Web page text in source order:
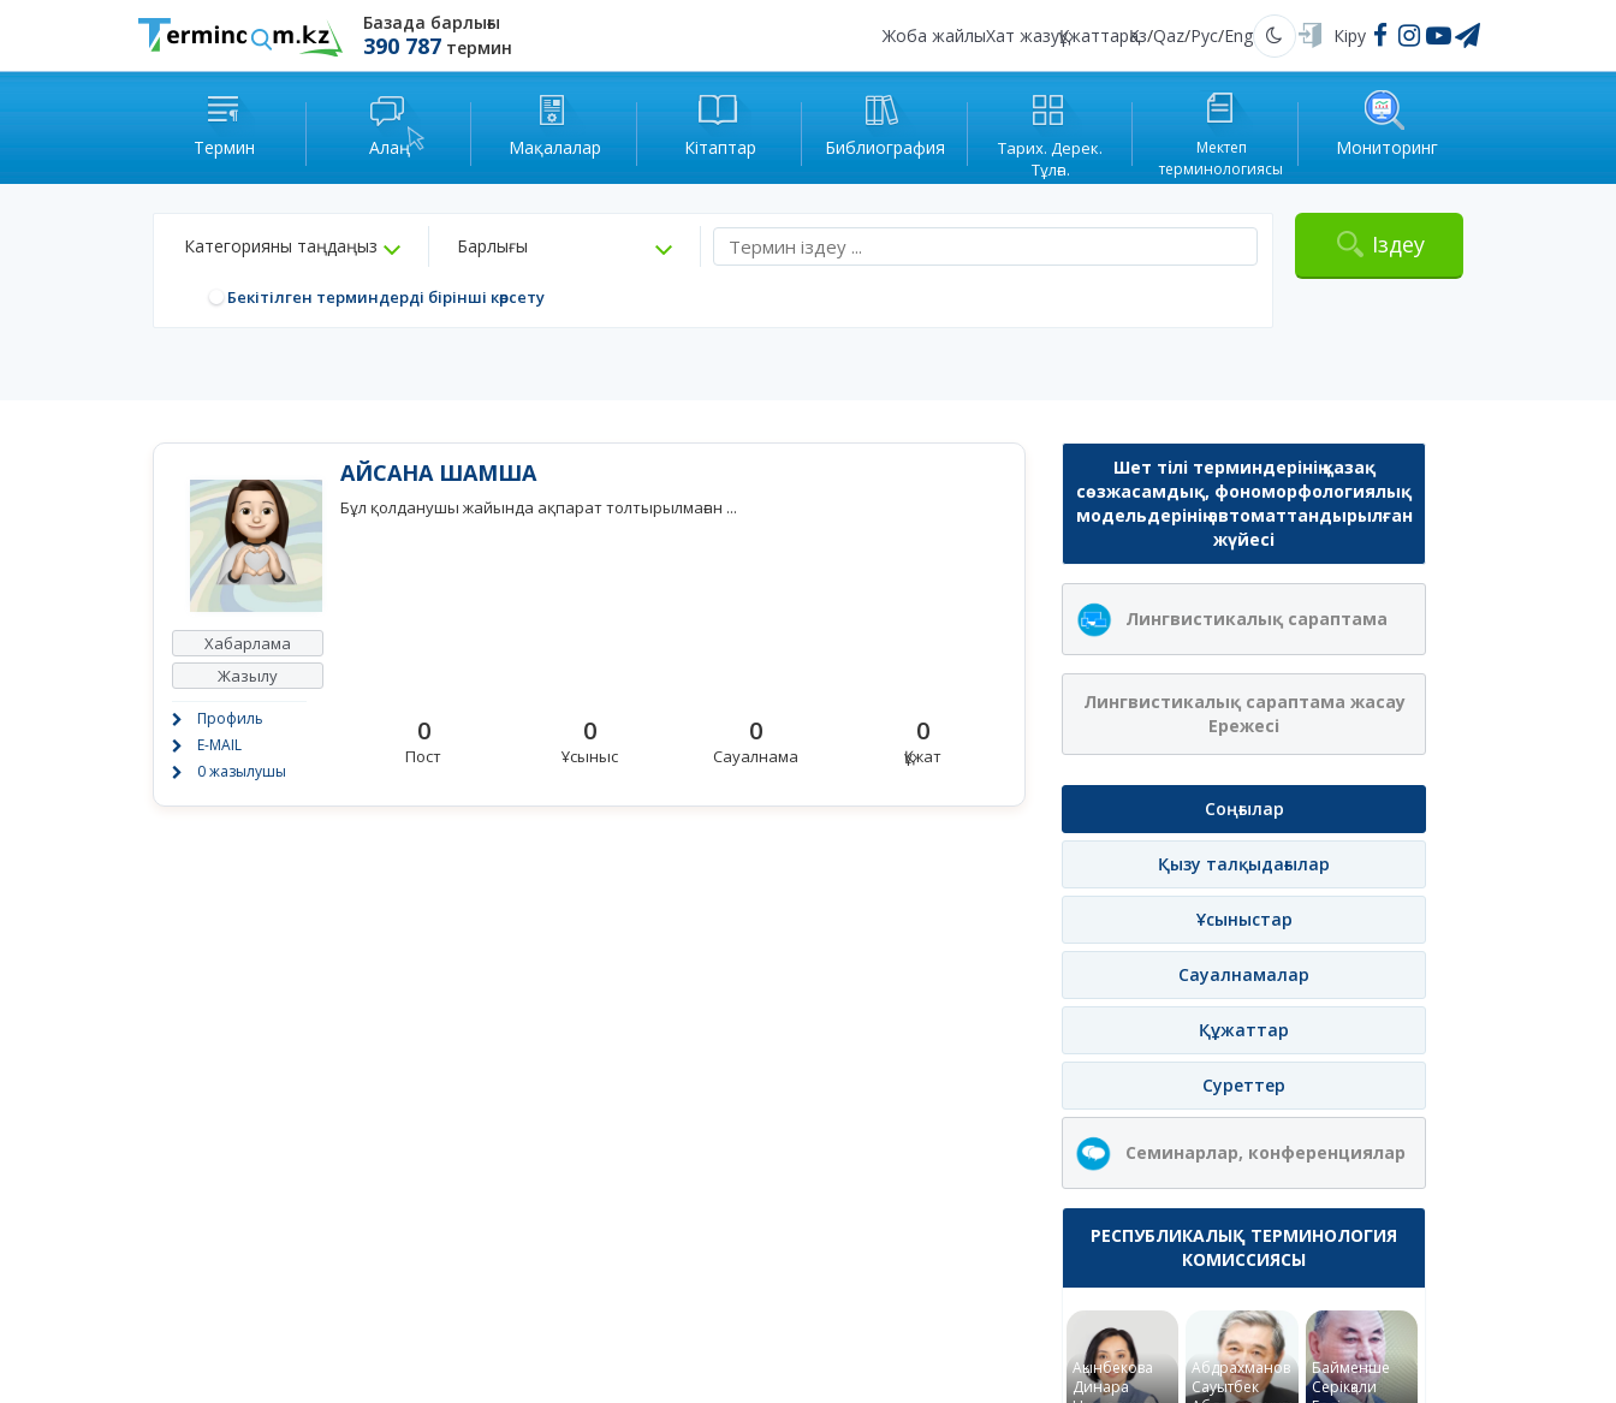
Базада барлығы
390 787 термин
Жоба жайлыХат жазуҚұжаттарҚаз/Qaz/Рус/Eng Қараңғы Кіру
Термин Алаң Мақалалар Кітаптар Библиография
Тарих. Дерек.
Тұлға.
Мектеп
терминологиясы
Мониторинг
Категорияны таңдаңыз Барлығы
Бекітілген терминдерді бірінші көрсету
Іздеу
Хабарлама
Жазылу
Профиль
E-MAIL
0 жазылушы
АЙСАНА ШАМША
Бұл қолданушы жайында ақпарат толтырылмаған ...
0
Пост
0
Ұсыныс
0
Сауалнама
0
Құжат
Шет тілі терминдерінің қазақ
сөзжасамдық, фономорфологиялық
модельдерінің автоматтандырылған
жүйесі
Лингвистикалық сараптама
Лингвистикалық сараптама жасау
Ережесі
Соңғылар
Қызу талқыдағылар
Ұсыныстар
Сауалнамалар
Құжаттар
Суреттер
Семинарлар, конференциялар
РЕСПУБЛИКАЛЫҚ ТЕРМИНОЛОГИЯ
КОМИССИЯСЫ
Ақынбекова
Динара
Абдрахманов
Сауытбек
Байменше
Серікқали